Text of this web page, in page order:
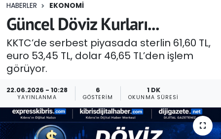
HABERLER EKONOMI
Güncel Döviz Kurları...
KKTC’de serbest piyasada sterlin 61,60 TL,
euro 53,45 TL, dolar 46,65 TL’den işlem
görüyor.
22.06.2026 - 10:28
YAYINLANMA
6
GÖSTERIM
1 DK
OKUNMA SÜRESI
Eğitim
Ekonomi
Foto Galeri
Güncel
Gündem
Tüm Manşetler
Son Dakika Haberleri
Haber Arşivi